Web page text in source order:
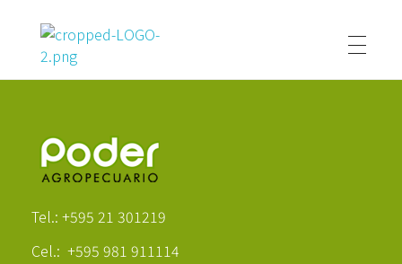
Poder Agropecuario
Tel.: +595 21 301219
Cel.: +595 981 911114